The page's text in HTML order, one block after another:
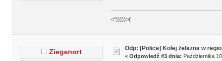
<*)))))>{
Ziegenort Odp: [Police] Kolej żelazna w
« Odpowiedź #3 dnia: Października